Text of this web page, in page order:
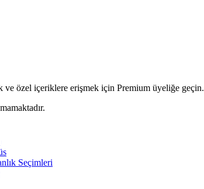
ve özel içeriklere erişmek için Premium üyeliğe geçin.
Seçimleri